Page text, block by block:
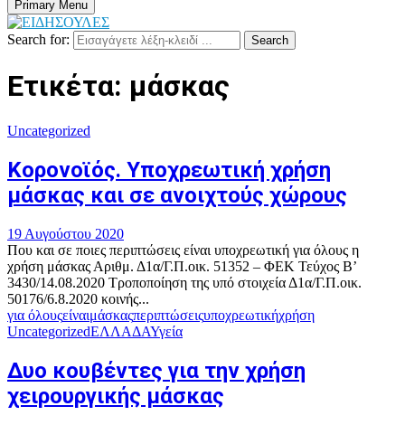
Primary Menu
Search for: Search
Ετικέτα: μάσκας
Uncategorized
Κορονοϊός. Υποχρεωτική χρήση
μάσκας και σε ανοιχτούς χώρους
19 Αυγούστου 2020
Που και σε ποιες περιπτώσεις είναι υποχρεωτική για όλους η
χρήση μάσκας Αριθμ. Δ1α/Γ.Π.οικ. 51352 – ΦΕΚ Τεύχος B’
3430/14.08.2020 Τροποποίηση της υπό στοιχεία Δ1α/Γ.Π.οικ.
50176/6.8.2020 κοινής...
για όλουςείναιμάσκαςπεριπτώσειςυποχρεωτικήχρήση
UncategorizedΕΛΛΑΔΑΥγεία
Δυο κουβέντες για την χρήση
χειρουργικής μάσκας